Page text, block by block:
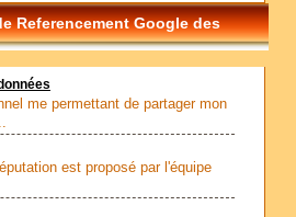
Referencement Google des
me permettant de partager mon
est proposé par l'équipe